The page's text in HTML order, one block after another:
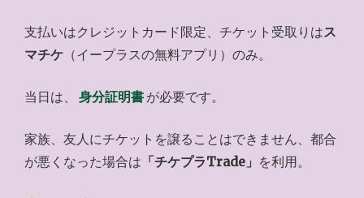
支払いはクレジットカード限定、チケット受取りはス
マチケ （イープラスの無料アプリ）のみ。
当日は、 身分証明書 が必要です。
家族、友人にチケットを譲ることはできません、都合
が悪くなった場合は 「チケプラTrade」 を利用。